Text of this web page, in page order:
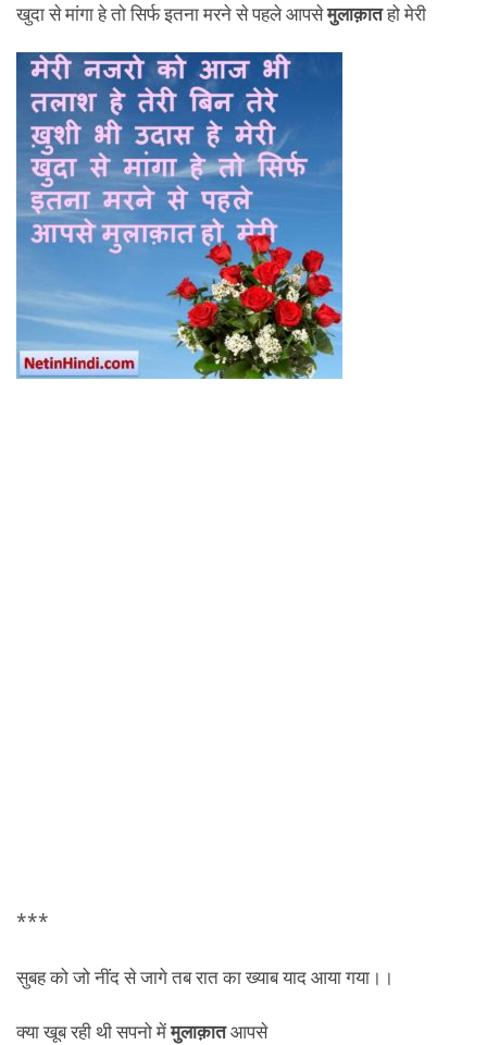
खुदा से मांगा हे तो सिर्फ इतना मरने से पहले आपसेमुलाक़ातहो मेरी
***
सुबह को जो नींद से जागे तब रात का ख्याब याद आया गया।।
क्या खूब रही थी सपनो मेंमुलाक़ातआपसे